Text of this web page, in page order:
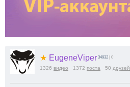
★ EugeneViper 34932 | 0
1326 видео 1372 поста 50 друзей